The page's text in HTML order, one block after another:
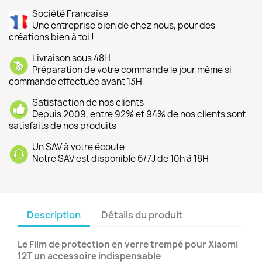
Société Francaise
Une entreprise bien de chez nous, pour des
créations bien à toi !
Livraison sous 48H
Préparation de votre commande le jour même si
commande effectuée avant 13H
Satisfaction de nos clients
Depuis 2009, entre 92% et 94% de nos clients sont
satisfaits de nos produits
Un SAV à votre écoute
Notre SAV est disponible 6/7J de 10h à 18H
Description Détails du produit
Le Film de protection en verre trempé pour Xiaomi
12T un accessoire indispensable